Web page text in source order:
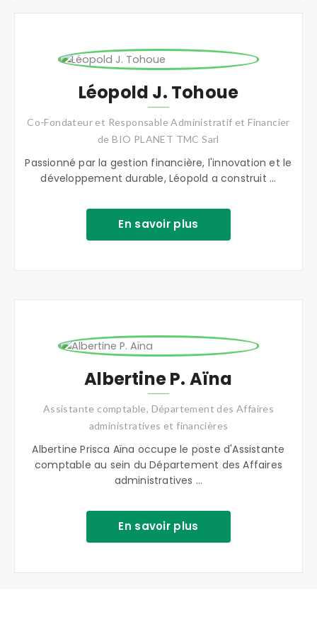
Léopold J. Tohoue
Co-Fondateur et Responsable Administratif et Financier
de BIO PLANET TMC Sarl
Passionné par la gestion financière, l'innovation et le
développement durable, Léopold a construit ...
En savoir plus
Albertine P. Aïna
Assistante comptable, Département des Affaires
administratives et financières
Albertine Prisca Aïna occupe le poste d'Assistante
comptable au sein du Département des Affaires
administratives ...
En savoir plus